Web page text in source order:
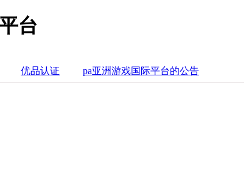
台
优品认证 pa亚洲游戏国际平台的公告